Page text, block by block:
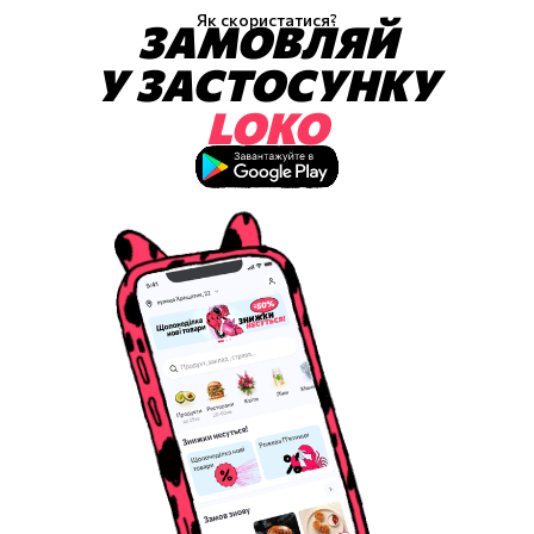
Як скористатися?
ЗАМОВЛЯЙ
У ЗАСТОСУНКУ
LOKO